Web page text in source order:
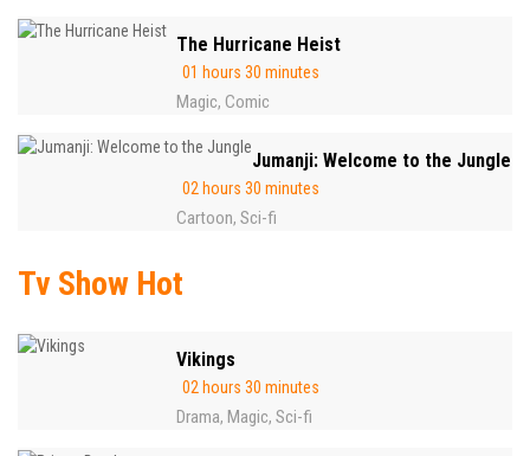
The Hurricane Heist
01 hours 30 minutes
Magic, Comic
Jumanji: Welcome to the Jungle
02 hours 30 minutes
Cartoon, Sci-fi
Tv Show Hot
Vikings
02 hours 30 minutes
Drama, Magic, Sci-fi